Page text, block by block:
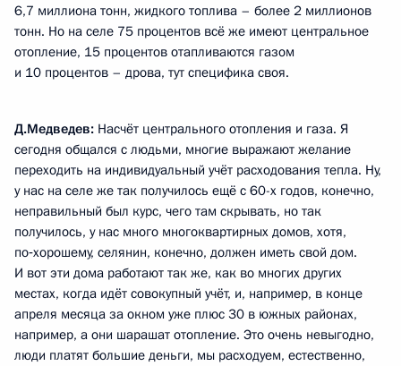
6,7 миллиона тонн, жидкого топлива – более 2 миллионов
тонн. Но на селе 75 процентов всё же имеют центральное
отопление, 15 процентов отапливаются газом
и 10 процентов – дрова, тут специфика своя.
Д.Медведев: Насчёт центрального отопления и газа. Я
сегодня общался с людьми, многие выражают желание
переходить на индивидуальный учёт расходования тепла. Ну,
у нас на селе же так получилось ещё с 60-х годов, конечно,
неправильный был курс, чего там скрывать, но так
получилось, у нас много многоквартирных домов, хотя,
по‑хорошему, селянин, конечно, должен иметь свой дом.
И вот эти дома работают так же, как во многих других
местах, когда идёт совокупный учёт, и, например, в конце
апреля месяца за окном уже плюс 30 в южных районах,
например, а они шарашат отопление. Это очень невыгодно,
люди платят большие деньги, мы расходуем, естественно,